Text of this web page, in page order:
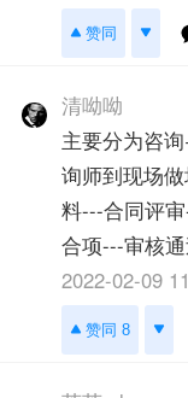
赞同
清呦呦
主要分为咨
询师到现场
料---合同评
合项---审核
2022-02-09
赞同 8